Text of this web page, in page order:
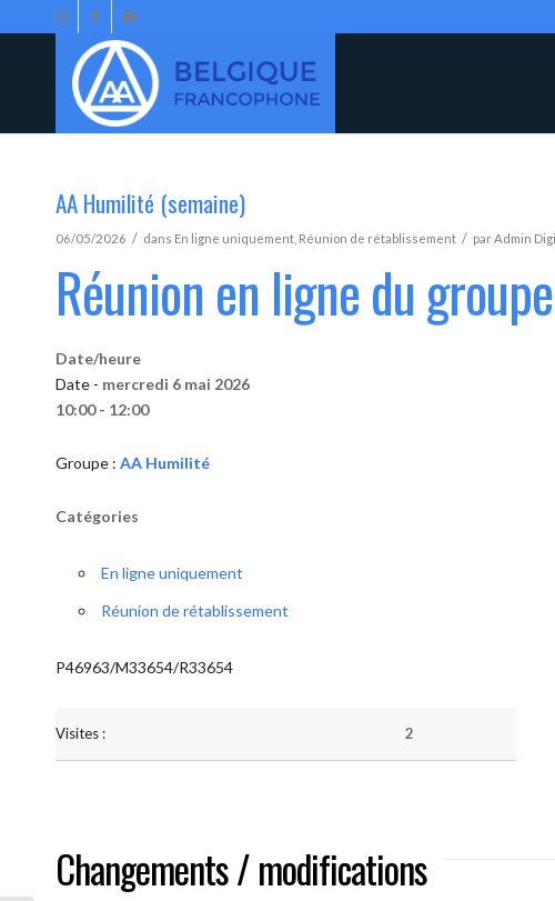
AA Humilité (semaine)
06/05/2026 / dans En ligne uniquement Réunion de rétablissement / parAdmin
Réunion en ligne du
Date/heure
Date - mercredi 6 mai 2026
10:00 - 12:00
Groupe : AA Humilité
Catégories
En ligne uniquement
Réunion de rétablissement
P46963/M33654/R33654
Visites : 2
Changements / modifications